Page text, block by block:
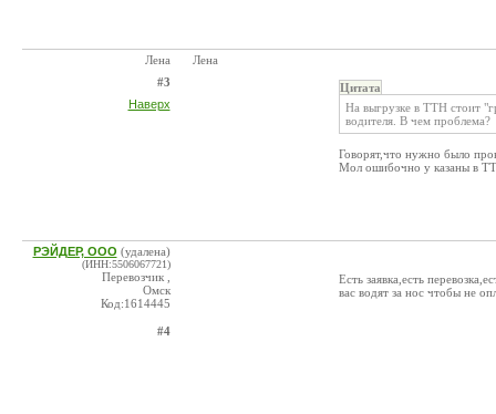
Лена
#3
Наверх
Лена
Цитата
На выгрузке в ТТН стоит
водителя. В чем проблема?
Говорят,что нужно было
Мол ошибочно у казаны в
РЭЙДЕР, ООО (удалена)
(ИНН:5506067721)
Перевозчик ,
Омск
Код:1614445
#4
Есть заявка,есть
вас водят за нос чтобы не